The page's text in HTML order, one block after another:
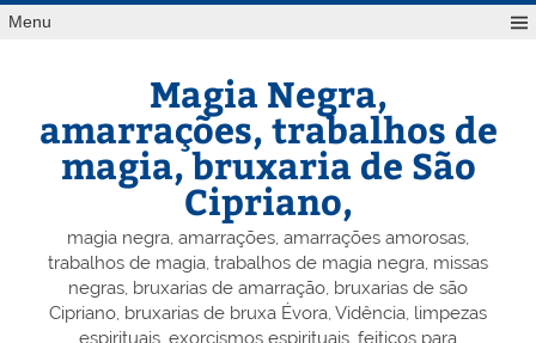
Skip
toMenu
Magia Negra,
amarrações, trabalhos de
magia, bruxaria de São
Cipriano,
magia negra, amarrações, amarrações amorosas,
trabalhos de magia, trabalhos de magia negra, missas
negras, bruxarias de amarração, bruxarias de são
Cipriano, bruxarias de bruxa Évora, Vidência, limpezas
espirituais, exorcismos espirituais, feitiços para